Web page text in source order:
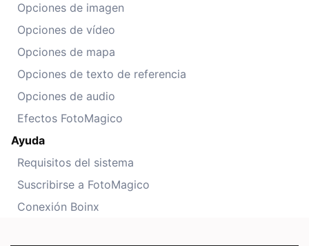
Opciones de imagen
Opciones de vídeo
Opciones de mapa
Opciones de texto de referencia
Opciones de audio
Efectos FotoMagico
Ayuda
Requisitos del sistema
Suscribirse a FotoMagico
Conexión Boinx